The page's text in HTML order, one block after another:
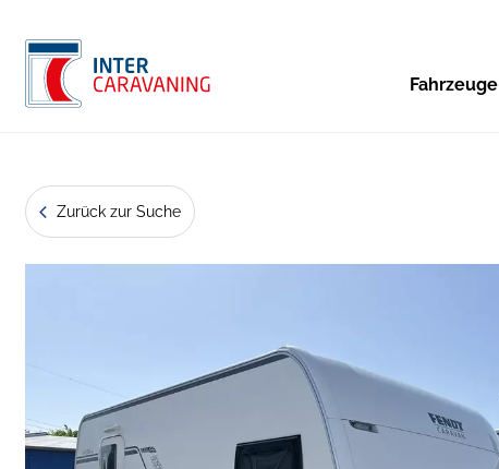
Fahrzeuge
Zurück zur Suche